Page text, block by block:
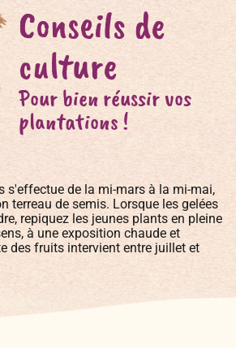
Conseils de
culture
Pour bien réussir vos
plantations !
s'effectue de la mi-mars à la mi-mai,
terreau de semis. Lorsque les gelées
repiquez les jeunes plants en pleine
à une exposition chaude et
des fruits intervient entre juillet et